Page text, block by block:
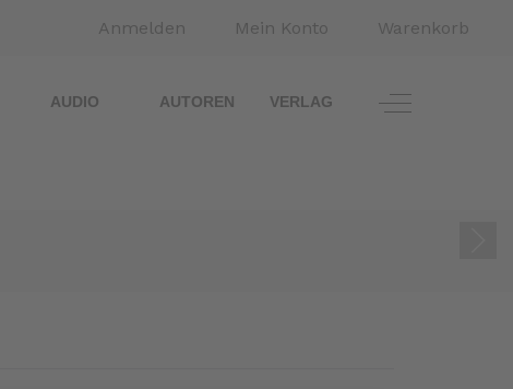
Anmelden Mein Konto Warenkorb
AUDIO AUTOREN VERLAG Off-Canvas